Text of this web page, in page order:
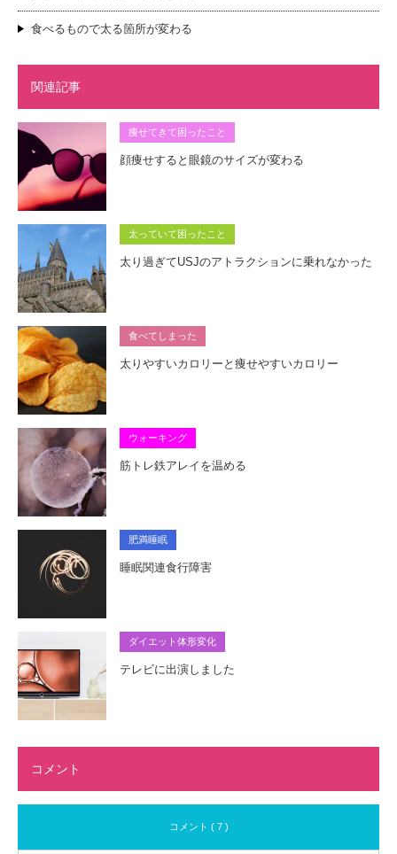
食べるもので太る箇所が変わる
関連記事
痩せてきて困ったこと
顔痩せすると眼鏡のサイズが変わる
太っていて困ったこと
太り過ぎてUSJのアトラクションに乗れなかった
食べてしまった
太りやすいカロリーと痩せやすいカロリー
ウォーキング
筋トレ鉄アレイを温める
肥満睡眠
睡眠関連食行障害
ダイエット体形変化
テレビに出演しました
コメント
コメント ( 7 )